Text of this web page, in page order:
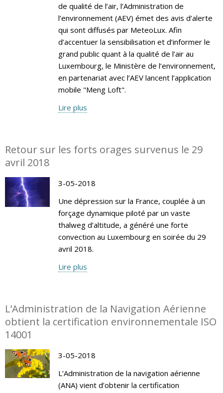
de qualité de l’air, l’Administration de
l’environnement (AEV) émet des avis d’alerte
qui sont diffusés par MeteoLux. Afin
d’accentuer la sensibilisation et d’informer le
grand public quant à la qualité de l’air au
Luxembourg, le Ministère de l’environnement,
en partenariat avec l’AEV lancent l’application
mobile "Meng Loft".
Lire plus
Retour sur les forts orages survenus le 29
avril 2018
3-05-2018
Une dépression sur la France, couplée à un
forçage dynamique piloté par un vaste
thalweg d’altitude, a généré une forte
convection au Luxembourg en soirée du 29
avril 2018.
Lire plus
L’Administration de la Navigation Aérienne
obtient la certification environnementale ISO
14001
3-05-2018
L’Administration de la navigation aérienne
(ANA) vient d’obtenir la certification